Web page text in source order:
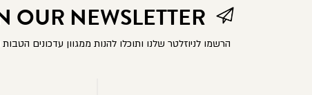
OUR NEWSLETTER
הרשמו לניוזלטר שלנו ותוכלו להנות ממגוון עדכונים